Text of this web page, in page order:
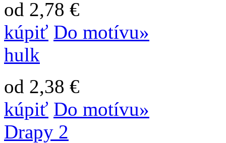
od 2,78 €
kúpiť Do motívu»
hulk
od 2,38 €
kúpiť Do motívu»
Drapy 2